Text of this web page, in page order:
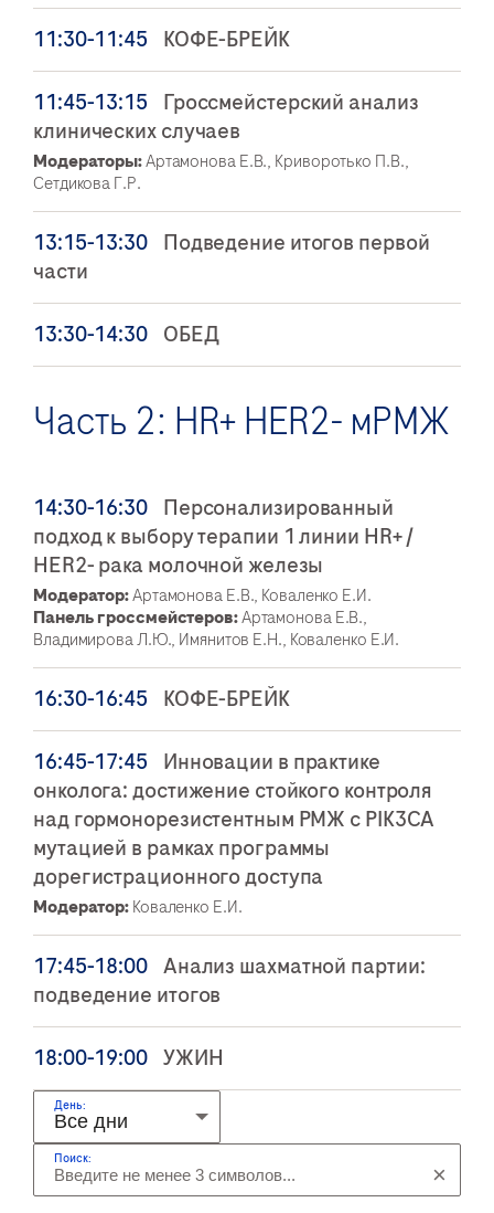
11:30-11:45 КОФЕ-БРЕЙК
11:45-13:15 Гроссмейстерский анализ
клинических случаев
Модераторы:Артамонова Е.В., Криворотько П.В.,
Сетдикова Г.Р.
13:15-13:30 Подведение итогов первой
части
13:30-14:30 ОБЕД
Часть 2: HR+ HER2- мРМЖ
14:30-16:30 Персонализированный
подход к выбору терапии 1 линии HR+ /
HER2- рака молочной железы
Модератор:Артамонова Е.В., Коваленко Е.И.
Панель гроссмейстеров:Артамонова Е.В.,
Владимирова Л.Ю., Имянитов Е.Н., Коваленко Е.И.
16:30-16:45 КОФЕ-БРЕЙК
16:45-17:45 Инновации в практике
онколога: достижение стойкого контроля
над гормонорезистентным РМЖ с PIK3CA
мутацией в рамках программы
дорегистрационного доступа
Модератор:Коваленко Е.И.
17:45-18:00 Анализ шахматной партии:
подведение итогов
18:00-19:00 УЖИН
День:
Поиск:
×